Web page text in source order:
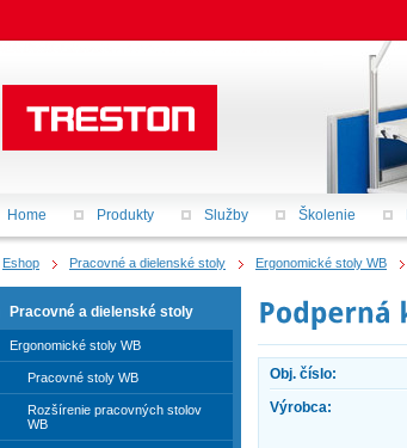
Eshop Pracovné a dielenské stoly Ergonomické stoly WB
Obj. číslo:
Výrobca:
Pracovné a dielenské stoly
Ergonomické stoly WB
Pracovné stoly WB
Rozšírenie pracovných stolov
WB
Home Produkty Služby Školenie